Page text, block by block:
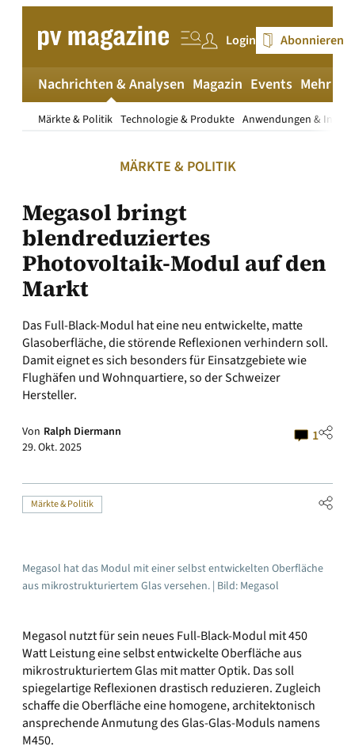
springen
Login Abonnieren
Nachrichten & Analysen
Märkte & Politik Technologie & Produkte Anwendungen &
Magazin Events Mehr
MÄRKTE & POLITIK
Megasol bringt
blendreduziertes
Photovoltaik-Modul auf den
Markt
Das Full-Black-Modul hat eine neu entwickelte, matte
Glasoberfläche, die störende Reflexionen verhindern soll.
Damit eignet es sich besonders für Einsatzgebiete wie
Flughäfen und Wohnquartiere, so der Schweizer
Hersteller.
Von Ralph Diermann
29. Okt. 2025
1
Märkte & Politik
Megasol hat das Modul mit einer selbst entwickelten Oberfläche
aus mikrostrukturiertem Glas versehen. | Bild: Megasol
Megasol nutzt für sein neues Full-Black-Modul mit 450
Watt Leistung eine selbst entwickelte Oberfläche aus
mikrostrukturiertem Glas mit matter Optik. Das soll
spiegelartige Reflexionen drastisch reduzieren. Zugleich
schaffe die Oberfläche eine homogene, architektonisch
ansprechende Anmutung des Glas-Glas-Moduls namens
M450.